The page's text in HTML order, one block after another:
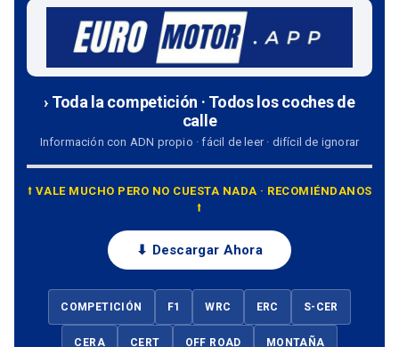
› Toda la competición · Todos los coches de
calle
Información con ADN propio · fácil de leer · difícil de ignorar
⭡ VALE MUCHO PERO NO CUESTA NADA · RECOMIÉNDANOS
⭡
⬇ Descargar Ahora
COMPETICIÓN F1 WRC ERC S-CER
CERA CERT OFF ROAD MONTAÑA